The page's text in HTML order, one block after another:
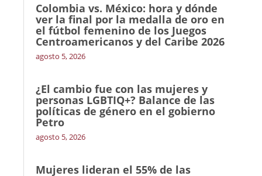
Colombia vs. México: hora y dónde
ver la final por la medalla de oro en
el fútbol femenino de los Juegos
Centroamericanos y del Caribe 2026
agosto 5, 2026
¿El cambio fue con las mujeres y
personas LGBTIQ+? Balance de las
políticas de género en el gobierno
Petro
agosto 5, 2026
Mujeres lideran el 55% de las